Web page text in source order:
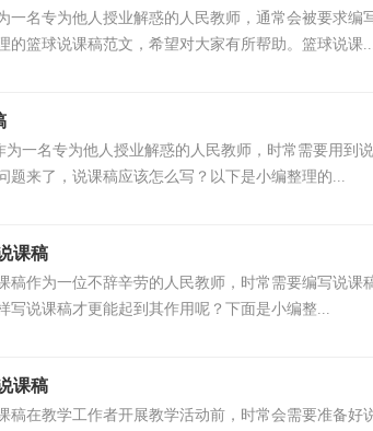
一名专为他人授业解惑的人民教师，通常会被要求编
的篮球说课稿范文，希望对大家有所帮助。篮球说课...
为一名专为他人授业解惑的人民教师，时常需要用到
题来了，说课稿应该怎么写？以下是小编整理的...
课稿
稿作为一位不辞辛劳的人民教师，时常需要编写说
写说课稿才更能起到其作用呢？下面是小编整...
课稿
稿在教学工作者开展教学活动前，时常会需要准备好